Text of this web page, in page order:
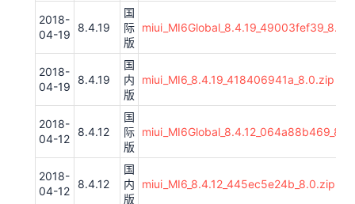
2018-
04-19
8.4.19
国
际
版
2018-
04-19
8.4.19
国
内
版
miui_MI6_8.4.19_418406941a_8.0.zip
2018-
04-12
8.4.12
国
际
版
2018-
04-12
8.4.12
国
内
版
miui_MI6_8.4.12_445ec5e24b_8.0.zip